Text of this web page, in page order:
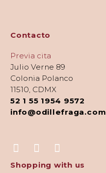
Contacto
Previa cita
Julio Verne 89
Colonia Polanco
11510, CDMX
52 1 55 1954 9572
info@odillefraga.com
Shopping with us